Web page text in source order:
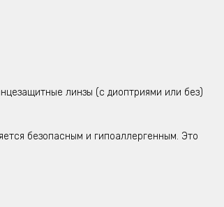
линзы (с диоптриями или без)
безопасным и гипоаллергенным. Это